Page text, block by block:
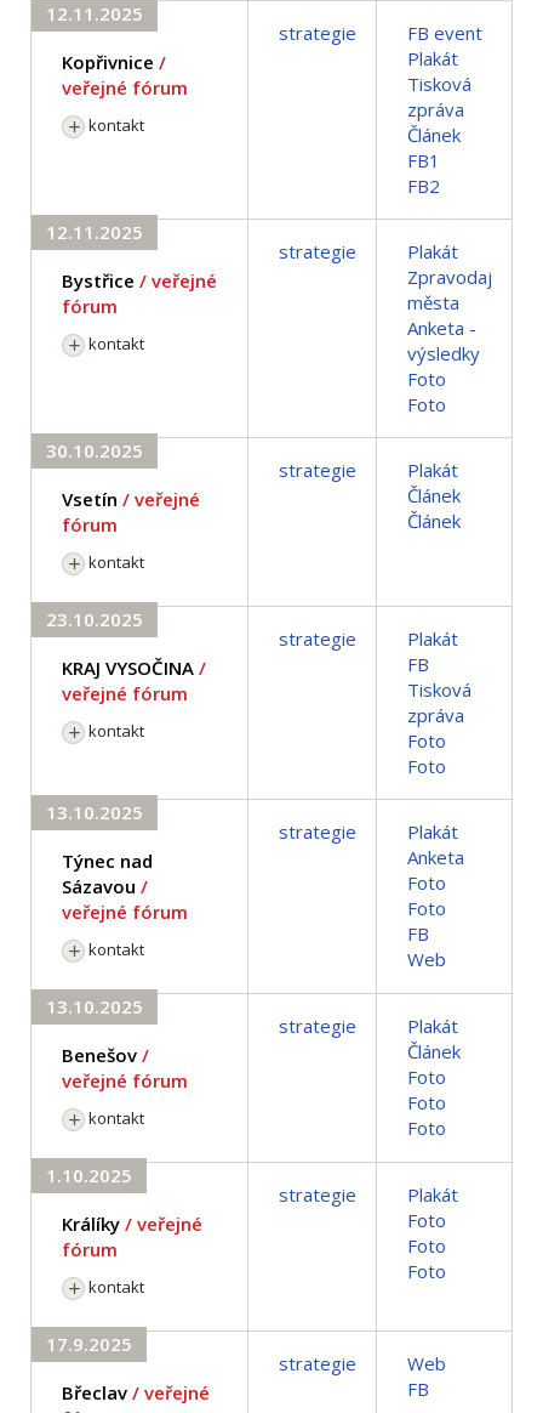
12.11.2025
Kopřivnice /
veřejné fórum
kontakt
strategie
FB event
Plakát
Tisková
zpráva
Článek
FB1
FB2
12.11.2025
Bystřice / veřejné
fórum
kontakt
strategie
Plakát
Zpravodaj
města
Anketa -
výsledky
Foto
Foto
30.10.2025
Vsetín / veřejné
fórum
kontakt
strategie
Plakát
Článek
Článek
23.10.2025
KRAJ VYSOČINA /
veřejné fórum
kontakt
strategie
Plakát
FB
Tisková
zpráva
Foto
Foto
13.10.2025
Týnec nad
Sázavou /
veřejné fórum
kontakt
strategie
Plakát
Anketa
Foto
Foto
FB
Web
13.10.2025
Benešov /
veřejné fórum
kontakt
strategie
Plakát
Článek
Foto
Foto
Foto
1.10.2025
Králíky / veřejné
fórum
kontakt
strategie
Plakát
Foto
Foto
Foto
17.9.2025
Břeclav / veřejné
strategie
Web
FB